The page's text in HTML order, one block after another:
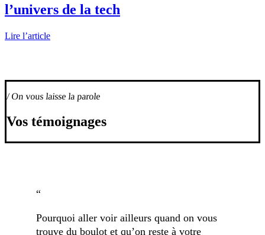
l’univers de la tech
Lire l’article
/ On vous laisse la parole
Vos témoignages
“
Pourquoi aller voir ailleurs quand on vous
trouve du boulot et qu’on reste à votre